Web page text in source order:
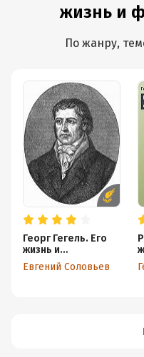
жизнь и
По жанру,
Георг Гегель. Его
жизнь и
философская
деятельность
Евгений Соловьев